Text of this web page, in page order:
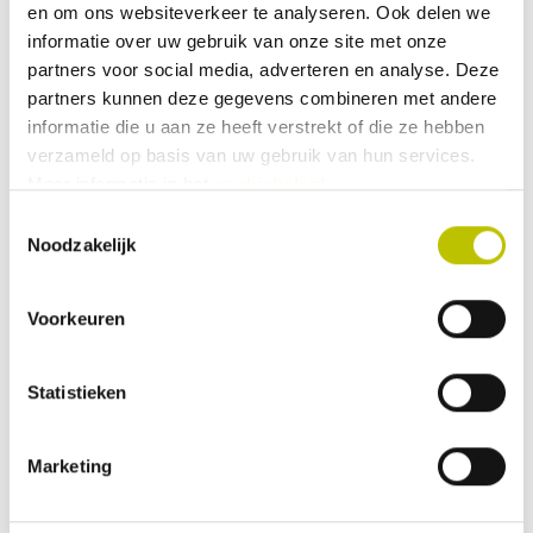
en om ons websiteverkeer te analyseren. Ook delen we
informatie over uw gebruik van onze site met onze
partners voor social media, adverteren en analyse. Deze
partners kunnen deze gegevens combineren met andere
informatie die u aan ze heeft verstrekt of die ze hebben
verzameld op basis van uw gebruik van hun services.
Noodzakelijk
Voorkeuren
Statistieken
Marketing
16,95
Vergelijk product In het
Op voorraad
Thuis binnen 1 werkdag
De Hold Down Kit van Thetford is
en de 465. Met de Hold Down Kit zorg
je ervoor dat het toilet stabiel blijft
Porta Potti op de boot hebt staan
biedt deze Hold Down Kit uitkomst. De
In het